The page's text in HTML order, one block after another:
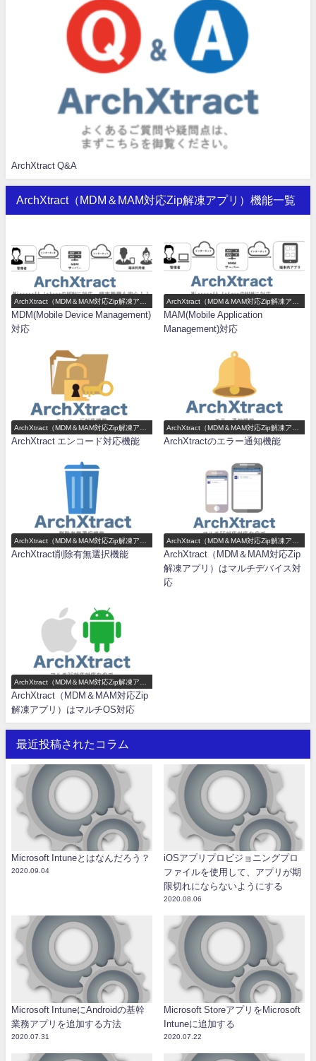
ArchXtract Q&A
ArchXtract（MDM＆MAM対応Zip解凍アプリ）機能一覧
ArchXtract（MDM＆MAM対応Zip解凍アプ
リ）機能一覧
MDM(Mobile Device Management)
対応
ArchXtract（MDM＆MAM対応Zip解凍アプ
リ）機能一覧
MAM(Mobile Application
Management)対応
ArchXtract（MDM＆MAM対応Zip解凍アプ
リ）機能一覧
ArchXtract エンコード対応機能
ArchXtract（MDM＆MAM対応Zip解凍アプ
リ）機能一覧
ArchXtractのエラー通知機能
ArchXtract（MDM＆MAM対応Zip解凍アプ
リ）機能一覧
ArchXtract削除有無選択機能
ArchXtract（MDM＆MAM対応Zip解凍アプ
リ）機能一覧
ArchXtract（MDM＆MAM対応Zip
解凍アプリ）はマルチデバイス対
応
ArchXtract（MDM＆MAM対応Zip解凍アプ
リ）機能一覧
ArchXtract（MDM＆MAM対応Zip
解凍アプリ）はマルチOS対応
最近投稿されたコラム
Microsoft Intuneとはなんだろう？
2020.09.04
iOSアプリプロビジョニングプロ
ファイルを使用して、アプリが期
限切れにならないようにする
2020.08.06
Microsoft IntuneにAndroidの基幹
業務アプリを追加する方法
2020.07.31
Microsoft StoreアプリをMicrosoft
Intuneに追加する
2020.07.22